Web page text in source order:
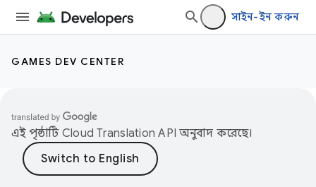
সাইন-ইন করুন
GAMES DEV CENTER
এই পৃষ্ঠাটি Cloud Translation API অনুবাদ করেছে।